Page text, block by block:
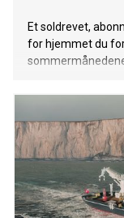
Et soldrevet,
for hjemmet du